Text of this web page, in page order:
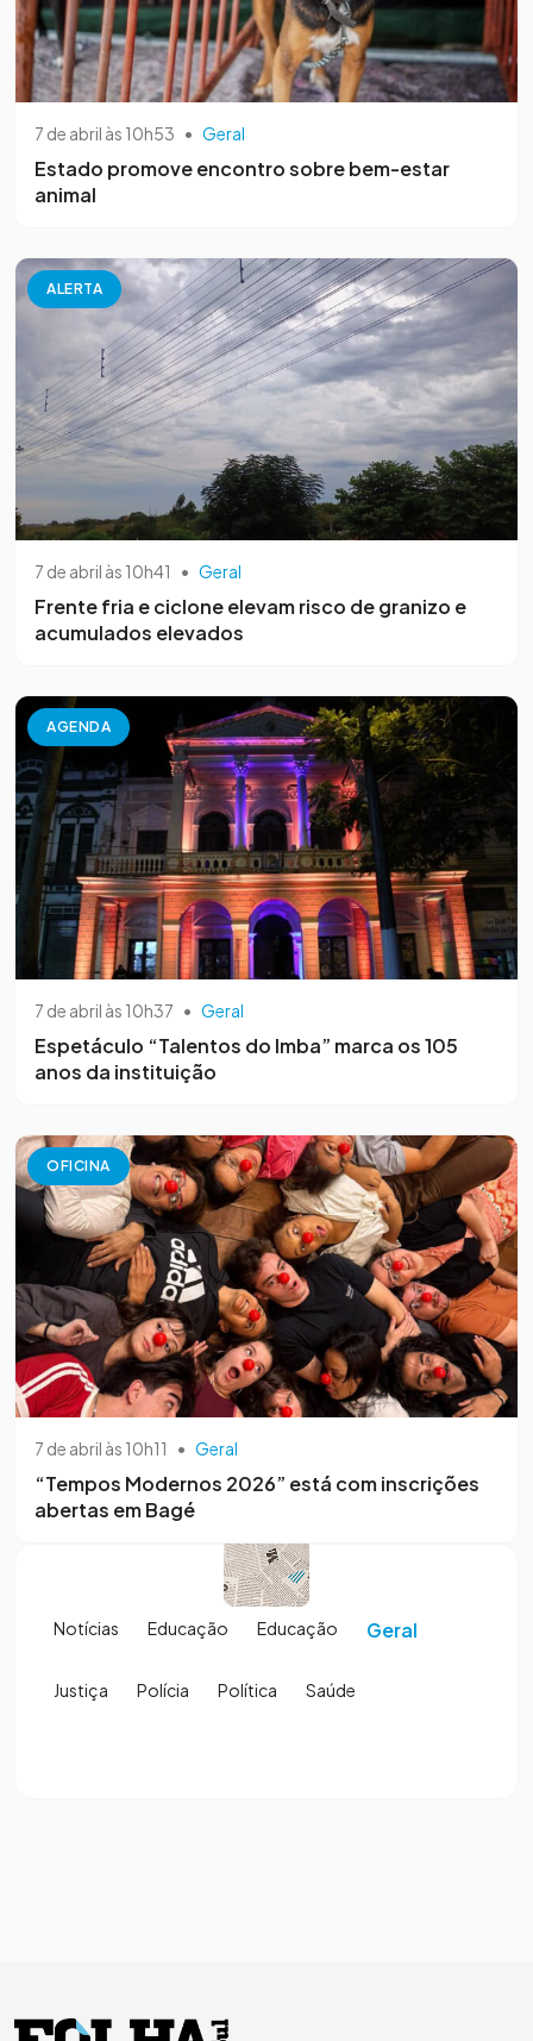
7 de abril às 10h53 • Geral
Estado promove encontro sobre bem-estar
animal
ALERTA
7 de abril às 10h41 • Geral
Frente fria e ciclone elevam risco de granizo e
acumulados elevados
AGENDA
7 de abril às 10h37 • Geral
Espetáculo “Talentos do Imba” marca os 105
anos da instituição
OFICINA
7 de abril às 10h11 • Geral
“Tempos Modernos 2026” está com inscrições
abertas em Bagé
Notícias Educação Educação Geral
Justiça Polícia Política Saúde